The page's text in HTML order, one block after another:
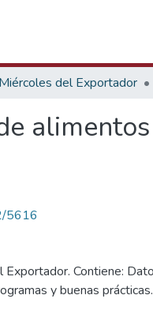
Miércoles del Exportador
5616
Contiene:
y buenas prácticas.